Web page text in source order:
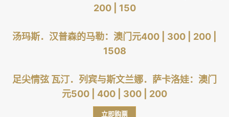
200| 150
汤玛斯．汉普森的马勒：澳门元400 | 300 200
1508
足尖情弦 瓦汀．列宾与斯文兰娜．萨卡洛娃：澳门
元500
400 300 200
立即购票